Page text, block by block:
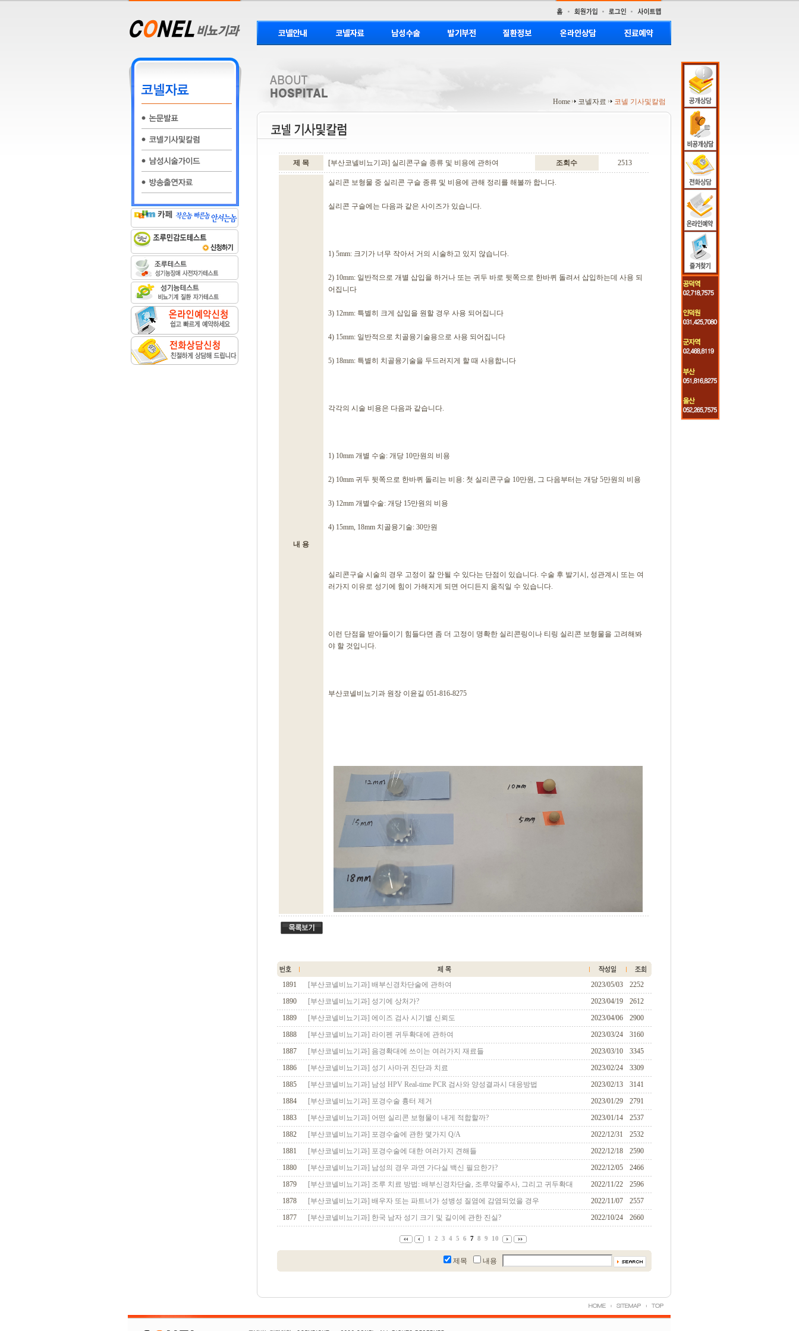
Home 코넬자료 코넬 기사및칼럼
제 목 [부산코넬비뇨기과] 실리콘구슬 종류 및 비용에 관하여 조회수 2513
내 용
실리콘 보형물 중 실리콘 구슬 종류 및 비용에 관해 정리를 해볼까 합니다.
실리콘 구슬에는 다음과 같은 사이즈가 있습니다.
1) 5mm: 크기가 너무 작아서 거의 시술하고 있지 않습니다.
2) 10mm: 일반적으로 개별 삽입을 하거나 또는 귀두 바로 뒷쪽으로 한바퀴 돌려서 삽입하는데 사용 되
어집니다
3) 12mm: 특별히 크게 삽입을 원할 경우 사용 되어집니다
4) 15mm: 일반적으로 치골융기술용으로 사용 되어집니다
5) 18mm: 특별히 치골융기술을 두드러지게 할 때 사용합니다
각각의 시술 비용은 다음과 같습니다.
1) 10mm 개별 수술: 개당 10만원의 비용
2) 10mm 귀두 뒷쪽으로 한바퀴 돌리는 비용: 첫 실리콘구슬 10만원, 그 다음부터는 개당 5만원의 비용
3) 12mm 개별수술: 개당 15만원의 비용
4) 15mm, 18mm 치골융기술: 30만원
실리콘구슬 시술의 경우 고정이 잘 안될 수 있다는 단점이 있습니다. 수술 후 발기시, 성관계시 또는 여
러가지 이유로 성기에 힘이 가해지게 되면 어디든지 움직일 수 있습니다.
이런 단점을 받아들이기 힘들다면 좀 더 고정이 명확한 실리콘링이나 티링 실리콘 보형물을 고려해봐
야 할 것입니다.
부산코넬비뇨기과 원장 이윤길 051-816-8275
1891 [부산코넬비뇨기과] 배부신경차단술에 관하여 2023/05/03
2252
1890
[부산코넬비뇨기과] 성기에 상처가? 2023/04/19
2612
1889
[부산코넬비뇨기과] 에이즈 검사 시기별 신뢰도 2023/04/06
2900
1888
[부산코넬비뇨기과] 라이펜 귀두확대에 관하여 2023/03/24
3160
1887
[부산코넬비뇨기과] 음경확대에 쓰이는 여러가지 재료들 2023/03/10
3345
1886
[부산코넬비뇨기과] 성기 사마귀 진단과 치료 2023/02/24
3309
1885
[부산코넬비뇨기과] 남성 HPV Real-time PCR 검사와 양성결과시 대응방법 2023/02/13
3141
1884
[부산코넬비뇨기과] 포경수술 흉터 제거 2023/01/29
2791
1883
[부산코넬비뇨기과] 어떤 실리콘 보형물이 내게 적합할까? 2023/01/14
2537
1882
[부산코넬비뇨기과] 포경수술에 관한 몇가지 Q/A 2022/12/31
2532
1881
[부산코넬비뇨기과] 포경수술에 대한 여러가지 견해들 2022/12/18
2590
1880
[부산코넬비뇨기과] 남성의 경우 과연 가다실 백신 필요한가? 2022/12/05
2466
1879
[부산코넬비뇨기과] 조루 치료 방법: 배부신경차단술, 조루약물주사, 그리고 귀두확대 2022/11/22
2596
1878
[부산코넬비뇨기과] 배우자 또는 파트너가 성병성 질염에 감염되었을 경우 2022/11/07
2557
1877
[부산코넬비뇨기과] 한국 남자 성기 크기 및 길이에 관한 진실? 2022/10/24 2660
1 2 3 4 5 6 7 8 9 10
제목 내용